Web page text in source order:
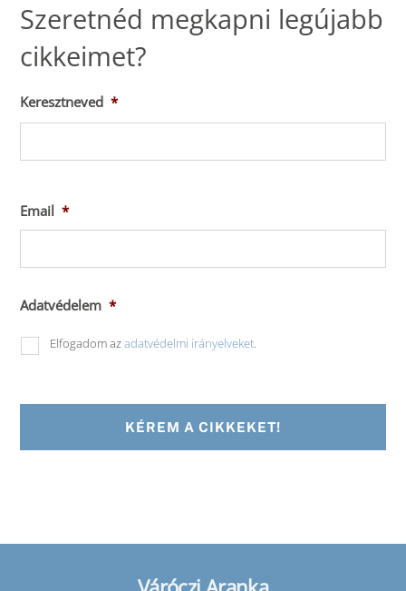
Szeretnéd megkapni legújabb
cikkeimet?
Keresztneved *
Email *
Adatvédelem *
Elfogadom azadatvédelmi irányelveket